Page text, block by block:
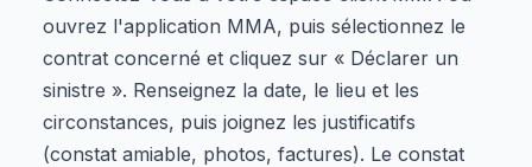
ouvrez l'application MMA, puis sélectionnez le
contrat concerné et cliquez sur « Déclarer un
sinistre ». Renseignez la date, le lieu et les
circonstances, puis joignez les justificatifs
(constat amiable, photos, factures). Le constat